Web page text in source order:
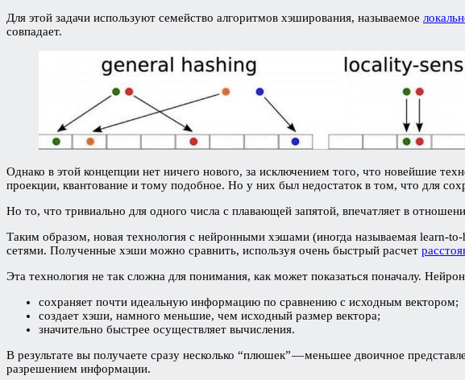
Для этой задачи используют семейство алгоритмов хэширования, называемое
совпадает.
Однако в этой концепции нет ничего нового, за исключением того, что новейшие
проекции, квантование и тому подобное. Но у них был недостаток в том, что для
Но то, что тривиально для одного числа с плавающей запятой, впечатляет в
Таким образом, новая технология с нейронными хэшами (иногда называемая learn-
сетями. Полученные хэши можно сравнить, используя очень быстрый расчет
Эта технология не так сложна для понимания, как может показаться поначалу.
сохраняет почти идеальную информацию по сравнению с исходным вектором;
создает хэши, намного меньшие, чем исходный размер вектора;
значительно быстрее осуществляет вычисления.
В результате вы получаете сразу несколько “плюшек” — меньшее двоичное
разрешением информации.